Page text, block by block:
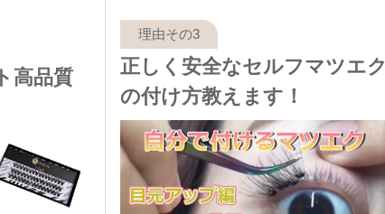
高品質
正しく安全なセルフマツエク
の付け方教えます！